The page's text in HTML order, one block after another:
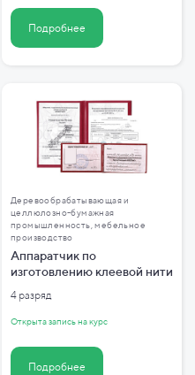
Подробнее
Деревообрабатывающая и
целлюлозно-бумажная
промышленность, мебельное
производство
Аппаратчик по
изготовлению клеевой нити
4 разряд
Открыта запись на курс
Подробнее